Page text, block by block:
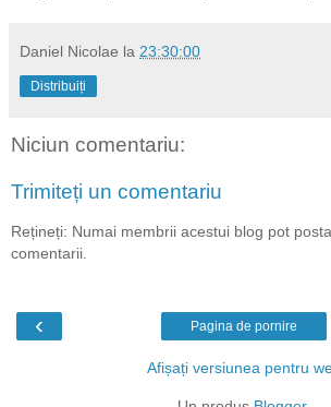
Daniel Nicolae la 23:30:00
Distribuiți
Niciun comentariu:
Trimiteți un comentariu
Rețineți: Numai membrii acestui blog pot posta
comentarii.
‹ Pagina de pornire
Afișați versiunea pentru